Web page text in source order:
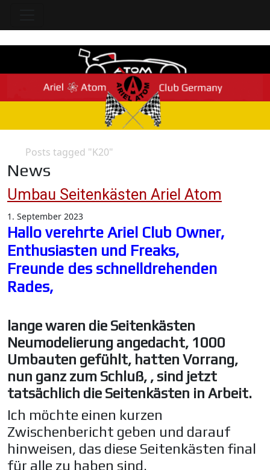
Posts tagged "K20"
News
Umbau Seitenkästen Ariel Atom
1. September 2023
Hallo verehrte Ariel Club Owner,
Enthusiasten und Freaks,
Freunde des schnelldrehenden
Rades,
lange waren die Seitenkästen
Neumodelierung angedacht, 1000
Umbauten gefühlt, hatten Vorrang,
nun ganz zum Schluß, , sind jetzt
tatsächlich die Seitenkästen in Arbeit.
Ich möchte einen kurzen
Zwischenbericht geben und darauf
hinweisen, das diese Seitenkästen final
für alle zu haben sind.